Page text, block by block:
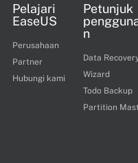
Pelajari
EaseUS
Perusahaan
Partner
Hubungi kami
Petunjuk
n
Data
Wizard
Todo Backup
Partition